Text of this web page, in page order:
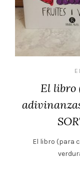
El libro
El libro (para